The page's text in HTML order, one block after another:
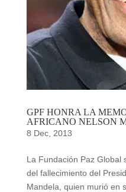
GPF HONRA LA
AFRICANO NELSON
8 Dec, 2013
La Fundación Paz Global
del fallecimiento del
Mandela, quien murió en